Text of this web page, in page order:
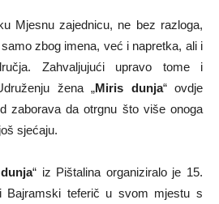
Mjesnu zajednicu, ne bez razloga,
zbog imena, već i napretka, ali i
Zahvaljujući upravo tome i
žena „Miris dunja“ ovdje
zaborava da otrgnu što više onoga
sjećaju.
“ iz Pištalina organiziralo je 15.
Bajramski teferič u svom mjestu s